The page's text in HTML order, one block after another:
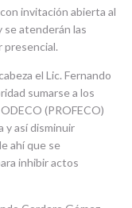
invitación abierta al
se atenderán las
presencial.
el Lic. Fernando
sumarse a los
(PROFECO)
y así disminuir
ahí que se
inhibir actos